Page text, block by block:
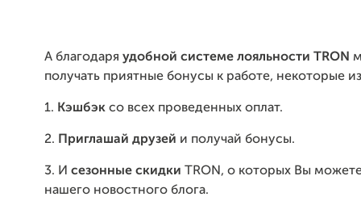
А благодаря удобной системе лояльности TRON
получать приятные бонусы к работе, некоторые
1. Кэшбэк со всех проведенных оплат.
2. Приглашай друзей и получай бонусы.
3. И сезонные скидки TRON, о которых Вы можете
нашего новостного блога.